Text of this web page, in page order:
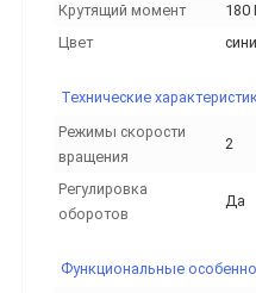
Крутящий момент
180
Цвет
Технические
Режимы скорости
вращения
2
Регулировка
оборотов
Да
Функциональные